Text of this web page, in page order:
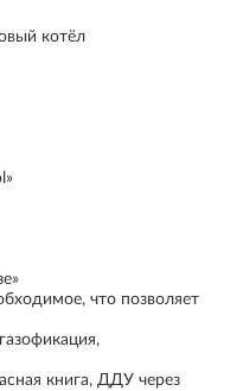
котёл
что позволяет
книга, ДДУ через